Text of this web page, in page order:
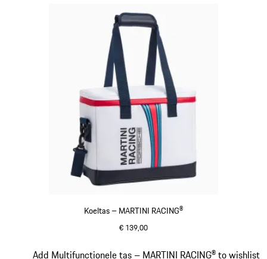
Koeltas – MARTINI RACING®
€ 139,00
Add Multifunctionele tas – MARTINI RACING® to wishlist
Dia 16 van 20